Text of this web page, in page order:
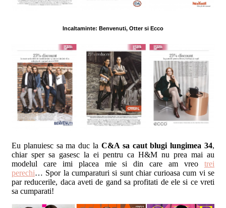
Incaltaminte: Benvenuti, Otter si Ecco
Eu planuiesc sa ma duc la C&A sa caut blugi lungimea 34,
chiar sper sa gasesc la ei pentru ca H&M nu prea mai au
modelul care imi placea mie si din care am vreo trei
perechi… Spor la cumparaturi si sunt chiar curioasa cum vi se
par reducerile, daca aveti de gand sa profitati de ele si ce vreti
sa cumparati!